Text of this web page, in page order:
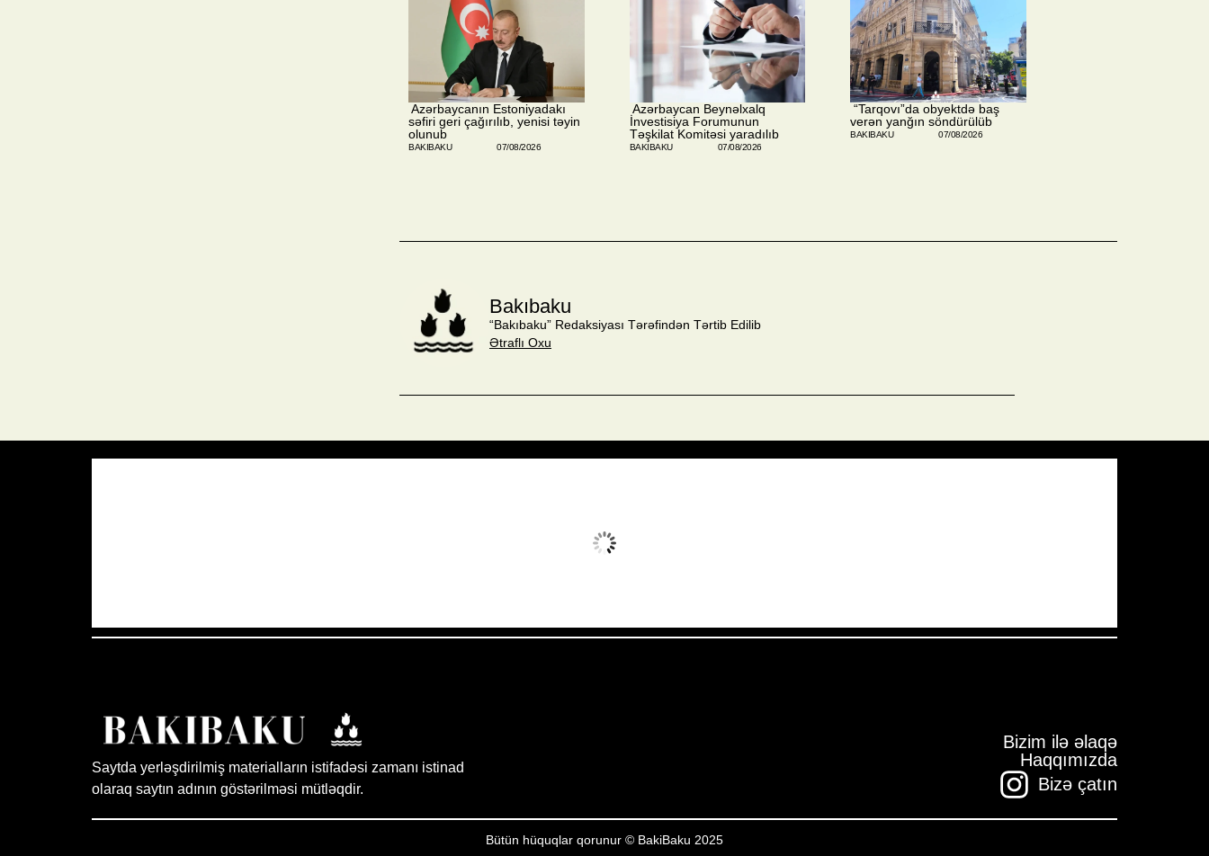
​ Azərbaycanın Estoniyadakı
səfiri geri çağırılıb, yenisi təyin
olunub
BAKIBAKU 07/08/2026
​ Azərbaycan Beynəlxalq
İnvestisiya Forumunun
Təşkilat Komitəsi yaradılıb
BAKIBAKU 07/08/2026
​ “Tarqovı”da obyektdə baş
verən yanğın söndürülüb
BAKIBAKU 07/08/2026
Bakıbaku
“Bakıbaku” Redaksiyası Tərəfindən Tərtib Edilib
Ətraflı Oxu
Saytda yerləşdirilmiş materialların istifadəsi zamanı istinad
olaraq saytın adının göstərilməsi mütləqdir.
Bizim ilə əlaqə
Haqqımızda
Bizə çatın
Bütün hüquqlar qorunur © BakiBaku 2025